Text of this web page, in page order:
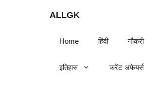
ALLGK
Home हिंदी नौकरी
इतिहास करेंट अफेयर्स